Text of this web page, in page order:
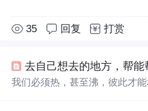
35 回复 打赏
去自己想去的地方，帮能
我们必须热，甚至沸，彼此才能相溶。